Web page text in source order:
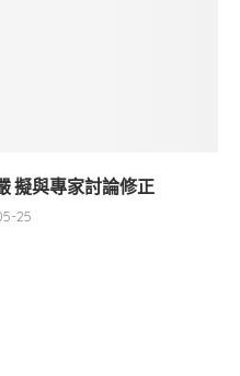
擬與專家討論修正
25